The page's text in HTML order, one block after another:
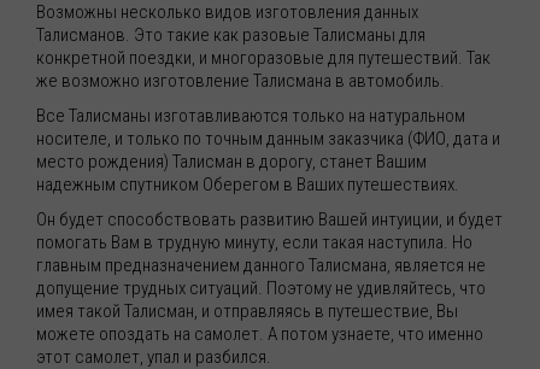
Возможны несколько видов изготовления данных
Талисманов. Это такие как разовые Талисманы для
конкретной поездки, и многоразовые для путешествий. Так
же возможно изготовление Талисмана в автомобиль.
Все Талисманы изготавливаются только на натуральном
носителе, и только по точным данным заказчика (ФИО, дата и
место рождения) Талисман в дорогу, станет Вашим
надежным спутником Оберегом в Ваших путешествиях.
Он будет способствовать развитию Вашей интуиции, и будет
помогать Вам в трудную минуту, если такая наступила. Но
главным предназначением данного Талисмана, является не
допущение трудных ситуаций. Поэтому не удивляйтесь, что
имея такой Талисман, и отправляясь в путешествие, Вы
можете опоздать на самолет. А потом узнаете, что именно
этот самолет, упал и разбился.